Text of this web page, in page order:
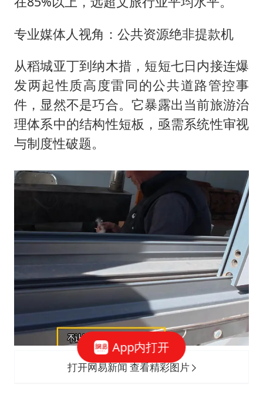
专业媒体人视角：公共资源绝非提款机
从稻城亚丁到纳木措，短短七日内接连爆
发两起性质高度雷同的公共道路管控事
件，显然不是巧合。它暴露出当前旅游治
理体系中的结构性短板，亟需系统性审视
与制度性破题。
打开网易新闻 查看精彩图片
App内打开